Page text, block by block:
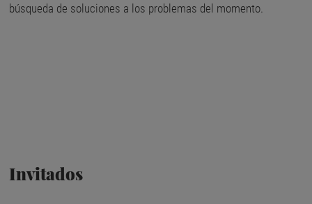
búsqueda de soluciones a los problemas del momento.
Invitados